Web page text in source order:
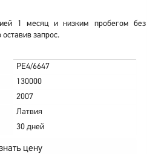
1 месяц и низким пробегом без
запрос.
PE4/6647
130000
2007
Латвия
30 дней
цену